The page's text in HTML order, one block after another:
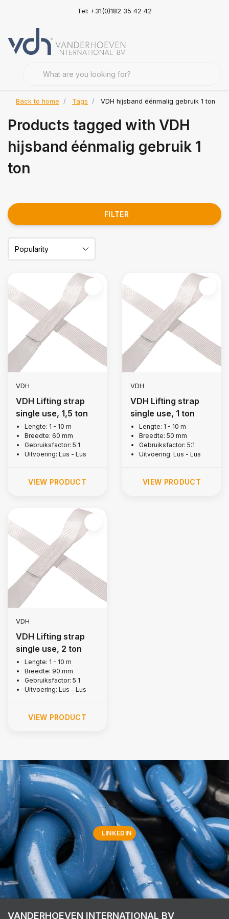
Tel: +31(0)182 35 42 42
Back to home Tags VDH hijsband éénmalig gebruik 1 ton
Products tagged with VDH
hijsband éénmalig gebruik 1
ton
FILTER
VDH
VDH Lifting strap
single use, 1,5 ton
Lengte: 1 - 10 m
Breedte: 60 mm
Gebruiksfactor: 5:1
Uitvoering: Lus - Lus
VIEW PRODUCT
VDH
VDH Lifting strap
single use, 1 ton
Lengte: 1 - 10 m
Breedte: 50 mm
Gebruiksfactor: 5:1
Uitvoering: Lus - Lus
VIEW PRODUCT
VDH
VDH Lifting strap
single use, 2 ton
Lengte: 1 - 10 m
Breedte: 90 mm
Gebruiksfactor: 5:1
Uitvoering: Lus - Lus
VIEW PRODUCT
LINKEDIN
VANDERHOEVEN INTERNATIONAL BV